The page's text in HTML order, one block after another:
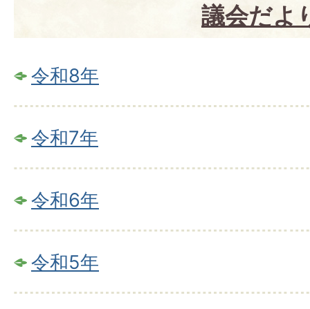
議会だよ
令和8年
令和7年
令和6年
令和5年